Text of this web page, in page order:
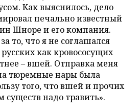
Как выяснилось, дело
печально известный
Шноре и его компания.
то, что я не соглашался
как кровососущих
– вшей. Отправка меня
тюремные нары была
того, что вшей и прочих
надо травить».